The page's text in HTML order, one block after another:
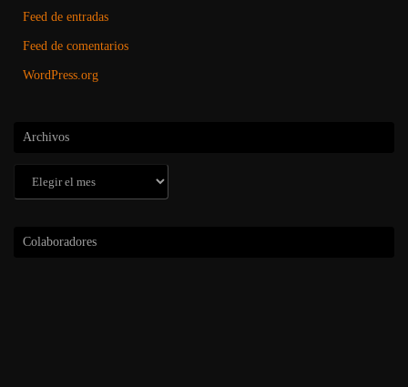
Feed de entradas
Feed de comentarios
WordPress.org
Archivos
Colaboradores